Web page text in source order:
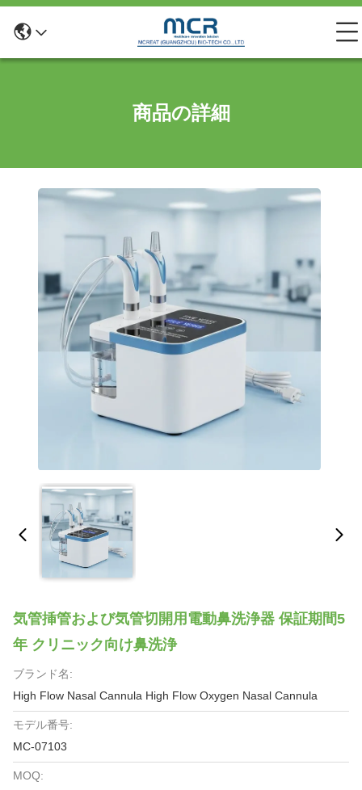
商品の詳細
気管挿管および気管切開用電動鼻洗浄器 保証期間5
年 クリニック向け鼻洗浄
ブランド名:
High Flow Nasal Cannula High Flow Oxygen Nasal Cannula
モデル番号:
MC-07103
MOQ: